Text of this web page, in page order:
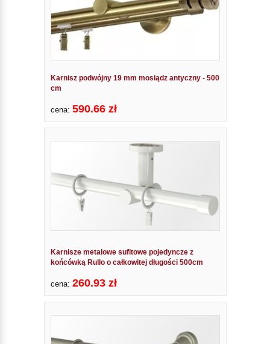
Karnisz podwójny 19 mm mosiądz antyczny - 500
cm
cena: 590.66 zł
Karnisze metalowe sufitowe pojedyncze z
końcówką Rullo o całkowitej długości 500cm
cena: 260.93 zł